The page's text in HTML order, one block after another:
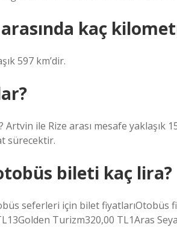
kaç
597 km’dir.
ile Rize arası mesafe yaklaşık
sürecektir.
bileti kaç lira?
seferleri için bilet fiyatlarıOtobüs
Turizm320,00 TL1Aras